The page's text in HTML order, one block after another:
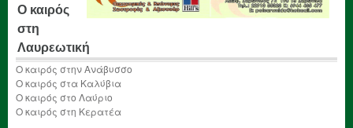
Ο καιρός
στη
Λαυρεωτική
Ο καιρός στην Ανάβυσσο
Ο καιρός στα Καλύβια
Ο καιρός στο Λαύριο
Ο καιρός στη Κερατέα